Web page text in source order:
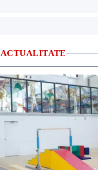
ACTUALITATE